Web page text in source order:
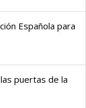
Española para
puertas de la